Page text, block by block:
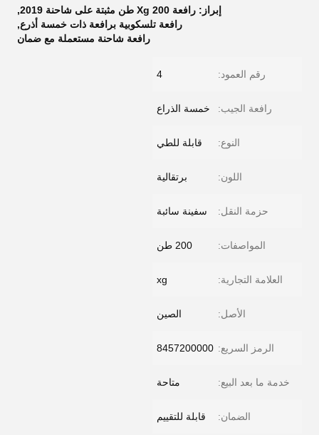
إبراز: رافعة Xg 200 طن مثبتة على شاحنة 2019
,
رافعة تلسكوبية برافعة ذات خمسة أذرع,
رافعة شاحنة مستعملة مع ضمان
رقم العمود: 4
رافعة الجيب: خمسة الذراع
النوع: قابلة للطي
اللون: برتقالية
حزمة النقل: سفينة سائبة
المواصفات: 200 طن
العلامة التجارية: xg
الأصل: الصين
الرمز السريع: 8457200000
خدمة ما بعد البيع: متاحة
الضمان: قابلة للتقييم